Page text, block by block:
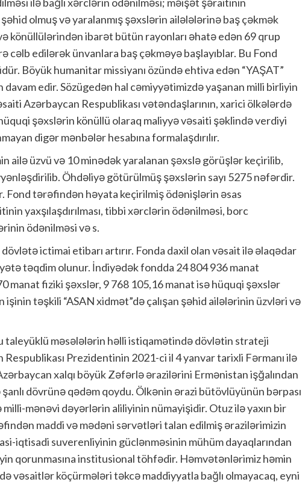
şəhid olmuş və yaralanmış şəxslərin ailələlərinə baş çəkmək
könüllülərindən ibarət bütün rayonları əhatə edən 69 qrup
cəlb edilərək ünvanlara baş çəkməyə başlayıblar. Bu Fond
Böyük humanitar missiyanı özündə ehtiva edən “YAŞAT”
edir. Sözügedən hal cəmiyyətimizdə yaşanan milli birliyin
Azərbaycan Respublikası vətəndaşlarının, xarici ölkələrdə
şəxslərin könüllü olaraq maliyyə vəsaiti şəklində verdiyi
digər mənbələr hesabına formalaşdırılır.
ailə üzvü və 10 minədək yaralanan şəxslə görüşlər keçirilib,
Öhdəliyə götürülmüş şəxslərin sayı 5275 nəfərdir.
Fond tərəfindən həyata keçirilmiş ödənişlərin əsas
yaxşılaşdırılması, tibbi xərclərin ödənilməsi, borc
ödənilməsi və s.
ictimai etibarı artırır. Fonda daxil olan vəsait ilə əlaqədar
təqdim olunur. İndiyədək fondda 24 804 936 manat
manat fiziki şəxslər, 9 768 105,16 manat isə hüquqi şəxslər
təşkili “ASAN xidmət”də çalışan şəhid ailələrinin üzvləri və
məsələlərin həlli istiqamətində dövlətin strateji
Prezidentinin 2021-ci il 4 yanvar tarixli Fərmanı ilə
xalqı böyük Zəfərlə ərazilərini Ermənistan işğalından
dövrünə qədəm qoydu. Ölkənin ərazi bütövlüyünün bərpası
mənəvi dəyərlərin aliliyinin nümayişidir. Otuz ilə yaxın bir
maddi və mədəni sərvətləri talan edilmiş ərazilərimizin
iqtisadi suverenliyinin güclənməsinin mühüm dayaqlarından
qorunmasına institusional töhfədir. Həmvətənlərimiz həmin
vəsaitlər köçürmələri təkcə maddiyyatla bağlı olmayacaq, eyni